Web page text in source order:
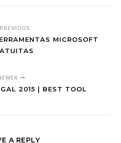
PREVIOUS
MICROSOFT
2015 | BEST TOOL
A REPLY